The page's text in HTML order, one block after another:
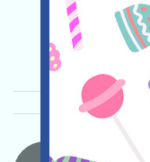
关联:需
收
重要